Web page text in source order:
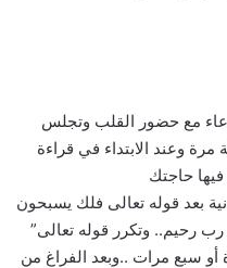
مع حضور القلب وتجلس
مرة وعند الابتداء في قراءة
حاجتك
بعد قوله تعالى فلك يسبحون
رب رحيم.. وتكرر قوله تعالى”
أو سبع مرات ..وبعد الفراغ من